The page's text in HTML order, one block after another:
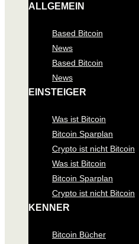
ALLGEMEIN
Based Bitcoin
News
Based Bitcoin
News
EINSTEIGER
Was ist Bitcoin
Bitcoin Sparplan
Crypto ist nicht Bitcoin
Was ist Bitcoin
Bitcoin Sparplan
Crypto ist nicht Bitcoin
KENNER
Bitcoin Bücher